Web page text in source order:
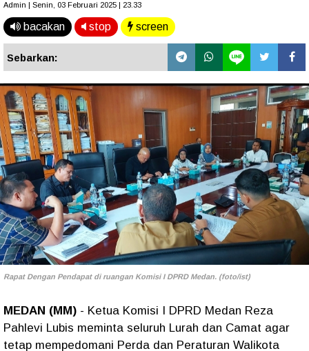
Admin | Senin, 03 Februari 2025 | 23.33
bacakan stop screen
Sebarkan:
Rapat Dengan Pendapat di ruangan Komisi I DPRD Medan. (foto/ist)
MEDAN (MM) - Ketua Komisi I DPRD Medan Reza
Pahlevi Lubis meminta seluruh Lurah dan Camat agar
tetap mempedomani Perda dan Peraturan Walikota